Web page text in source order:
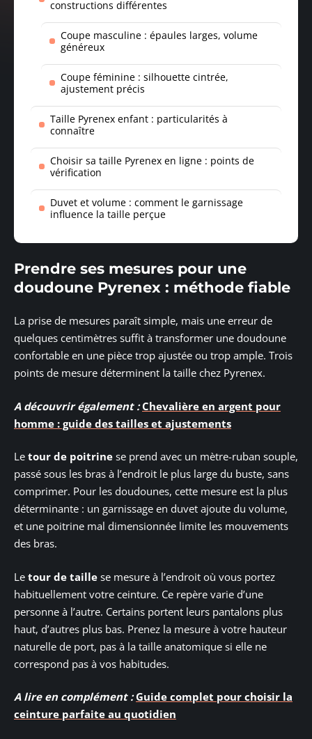
constructions différentes
Coupe masculine : épaules larges, volume
généreux
Coupe féminine : silhouette cintrée,
ajustement précis
Taille Pyrenex enfant : particularités à
connaître
Choisir sa taille Pyrenex en ligne : points de
vérification
Duvet et volume : comment le garnissage
influence la taille perçue
Prendre ses mesures pour une
doudoune Pyrenex : méthode fiable
La prise de mesures paraît simple, mais une erreur de
quelques centimètres suffit à transformer une doudoune
confortable en une pièce trop ajustée ou trop ample. Trois
points de mesure déterminent la taille chez Pyrenex.
A découvrir également : Chevalière en argent pour
homme : guide des tailles et ajustements
Le tour de poitrine se prend avec un mètre-ruban souple,
passé sous les bras à l’endroit le plus large du buste, sans
comprimer. Pour les doudounes, cette mesure est la plus
déterminante : un garnissage en duvet ajoute du volume,
et une poitrine mal dimensionnée limite les mouvements
des bras.
Le tour de taille se mesure à l’endroit où vous portez
habituellement votre ceinture. Ce repère varie d’une
personne à l’autre. Certains portent leurs pantalons plus
haut, d’autres plus bas. Prenez la mesure à votre hauteur
naturelle de port, pas à la taille anatomique si elle ne
correspond pas à vos habitudes.
A lire en complément : Guide complet pour choisir la
ceinture parfaite au quotidien